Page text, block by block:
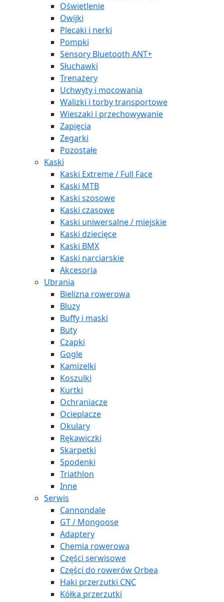
Oświetlenie
Owijki
Plecaki i nerki
Pompki
Sensory Bluetooth ANT+
Słuchawki
Trenażery
Uchwyty i mocowania
Walizki i torby transportowe
Wieszaki i przechowywanie
Zapięcia
Zegarki
Pozostałe
Kaski
Kaski Extreme / Full Face
Kaski MTB
Kaski szosowe
Kaski czasowe
Kaski uniwersalne / miejskie
Kaski dziecięce
Kaski BMX
Kaski narciarskie
Akcesoria
Ubrania
Bielizna rowerowa
Bluzy
Buffy i maski
Buty
Czapki
Gogle
Kamizelki
Koszulki
Kurtki
Ochraniacze
Ocieplacze
Okulary
Rękawiczki
Skarpetki
Spodenki
Triathlon
Inne
Serwis
Cannondale
GT / Mongoose
Adaptery
Chemia rowerowa
Części serwisowe
Części do rowerów Orbea
Haki przerzutki CNC
Kółka przerzutki